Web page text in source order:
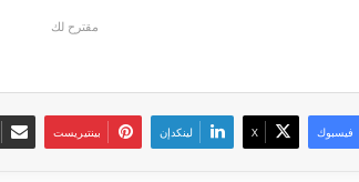
مقترح لك
فيسبوك ‫X لينكدإن بينتيريست